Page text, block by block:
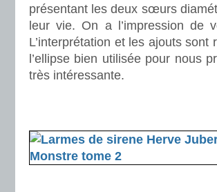
présentant les deux sœurs
leur vie. On a l’impression de
L’interprétation et les ajouts
l’ellipse bien utilisée pour nous
très intéressante.